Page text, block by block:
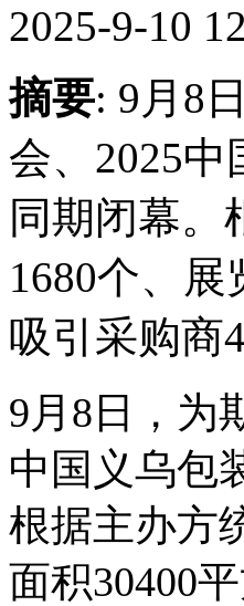
2025-9-10
摘要: 9月8
会、2025
同期闭幕。
1680个、
吸引采购商
9月8日，为
中国义乌包
根据主办方
面积30400